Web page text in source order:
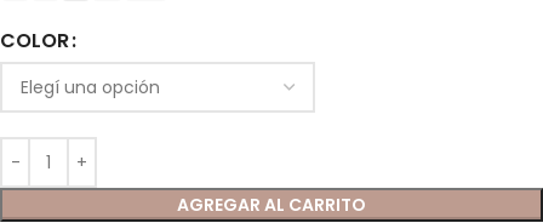
COLOR
AGREGAR AL CARRITO